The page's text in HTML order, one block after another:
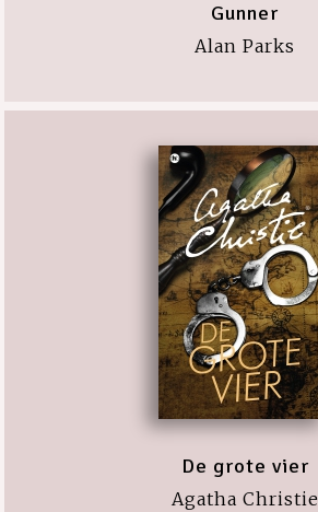
Gunner
Alan Parks
De grote vier
Agatha Christie